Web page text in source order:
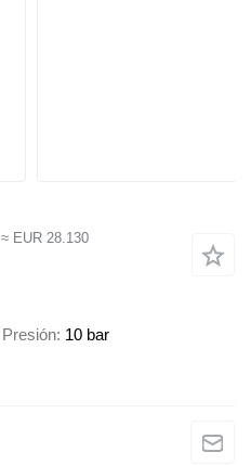
≈ EUR 28.130
Presión 10 bar